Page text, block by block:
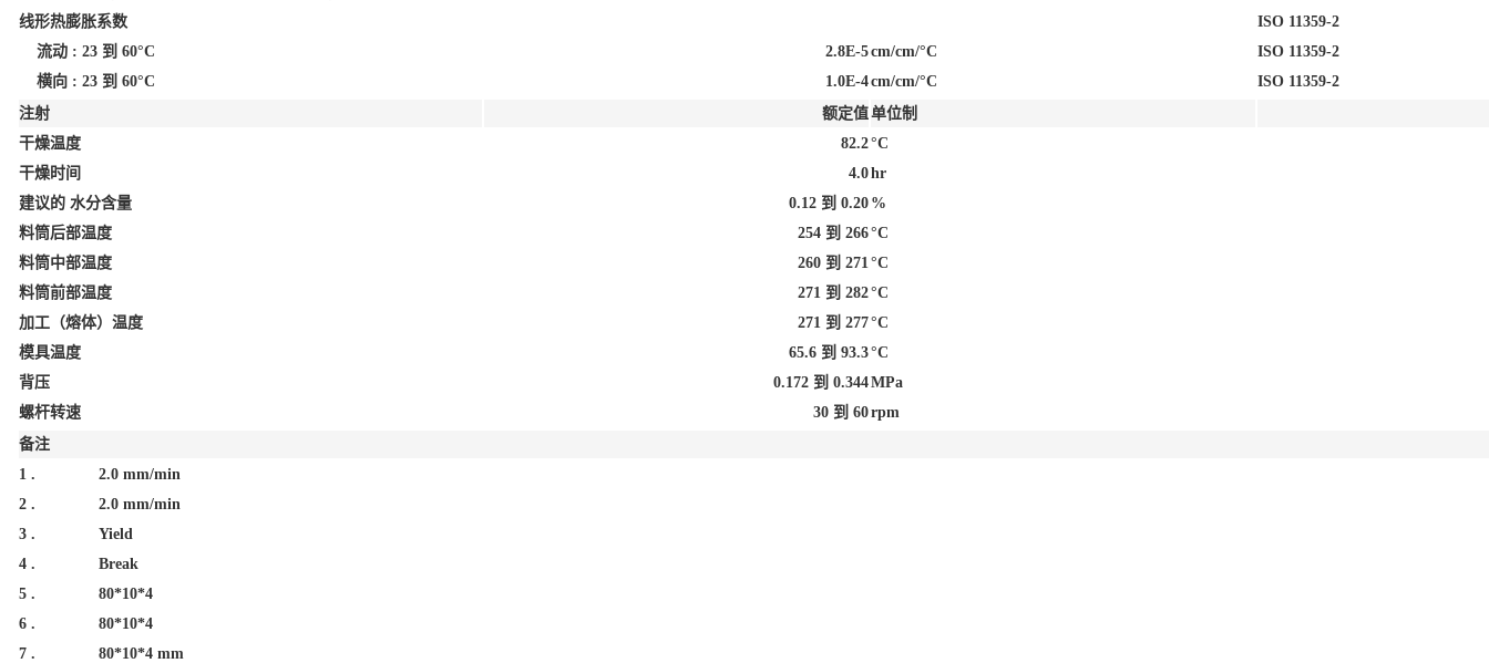
线形热膨胀系数
ISO 11359-2
流动 : 23 到 60°C
2.8E-5cm/cm/°C
ISO 11359-2
横向 : 23 到 60°C
1.0E-4cm/cm/°C
ISO 11359-2
注射
额定值单位制
干燥温度
82.2°C
干燥时间
4.0hr
建议的 水分含量
0.12 到 0.20 %
料筒后部温度
254 到 266°C
料筒中部温度
260 到 271°C
料筒前部温度
271 到 282°C
加工（熔体）温度
271 到 277°C
模具温度
65.6 到 93.3°C
背压
0.172 到 0.344MPa
螺杆转速
30 到 60rpm
备注
1 .
2.0 mm/min
2 .
2.0 mm/min
3 .
Yield
4 .
Break
5 .
80*10*4
6 .
80*10*4
7 .
80*10*4 mm